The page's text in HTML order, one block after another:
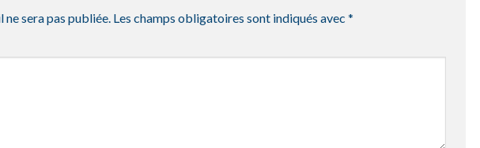
sera pas publiée. Les champs obligatoires sont indiqués avec *